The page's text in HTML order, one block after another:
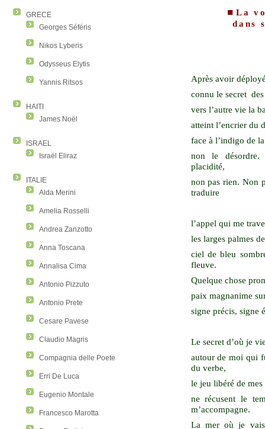
GRECE
Georges Séféris
Nikos Lyberis
Odysseus Elytis
Yannis Ritsos
HAITI
James Noël
ISRAEL
Israël Eliraz
ITALIE
Alda Merini
Amelia Rosselli
Andrea Zanzotto
Anna Toscana
Annalisa Cima
Antonio Pizzuto
Antonio Prete
Cesare Pavese
Claudio Magris
Compagnia delle Poete
Erri De Luca
Eugenio Montale
Francesco Marotta
■La
dans
Après avoir
connu le secret
vers l’autre vie la
atteint l’encrier du
face à l’indigo de
non le
placidité,
non pas rien. Non
traduire
l’appel qui me
les larges palmes
ciel de bleu
fleuve.
Quelque chose
paix magnanime
signe précis, signe
Le secret d’où je
autour de moi qui
du verbe,
le jeu libéré de
ne récusent le
m’accompagne.
La mer où je